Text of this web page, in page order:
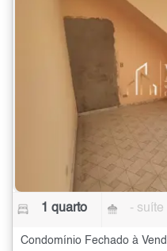
1 quarto - suíte